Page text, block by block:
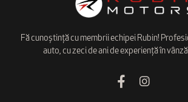
Fă cunoștință cu membrii echipei Rubin!
auto, cu zeci de ani de experiență în